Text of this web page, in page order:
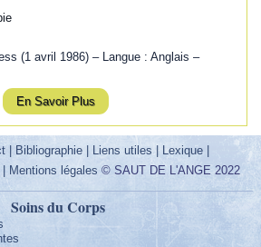
(1 avril 1986) – Langue : Anglais –
En Savoir Plus
| Bibliographie | Liens utiles| Lexique |
Mentions légales © SAUT DE L'ANGE 2022
Soins du Corps